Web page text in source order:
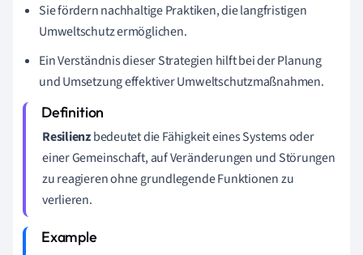
Sie fördern nachhaltige Praktiken, die langfristigen
Umweltschutz ermöglichen.
Ein Verständnis dieser Strategien hilft bei der Planung
und Umsetzung effektiver Umweltschutzmaßnahmen.
Resilienzbedeutet die Fähigkeit eines Systems oder
einer Gemeinschaft, auf Veränderungen und Störungen
zu reagieren ohne grundlegende Funktionen zu
verlieren.